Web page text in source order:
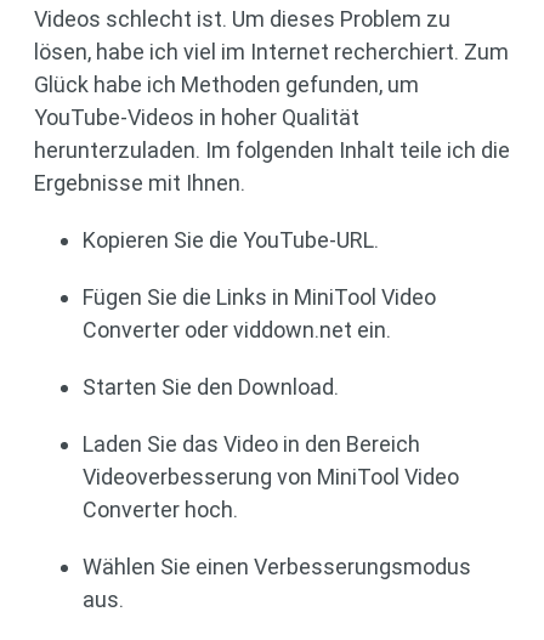
Videos schlecht ist. Um dieses Problem zu
lösen, habe ich viel im Internet recherchiert. Zum
Glück habe ich Methoden gefunden, um
YouTube-Videos in hoher Qualität
herunterzuladen. Im folgenden Inhalt teile ich die
Ergebnisse mit Ihnen.
Kopieren Sie die YouTube-URL.
Fügen Sie die Links in MiniTool Video
Converter oder viddown.net ein.
Starten Sie den Download.
Laden Sie das Video in den Bereich
Videoverbesserung von MiniTool Video
Converter hoch.
Wählen Sie einen Verbesserungsmodus
aus.